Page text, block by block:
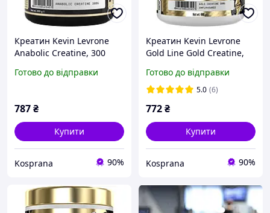
Креатин Kevin Levrone
Anabolic Creatine, 300
Готово до відправки
787₴
Купити
Kosprana 90%
Креатин Kevin Levrone
Gold Line Gold Creatine,
Готово до відправки
5.0 (6)
772₴
Купити
Kosprana 90%